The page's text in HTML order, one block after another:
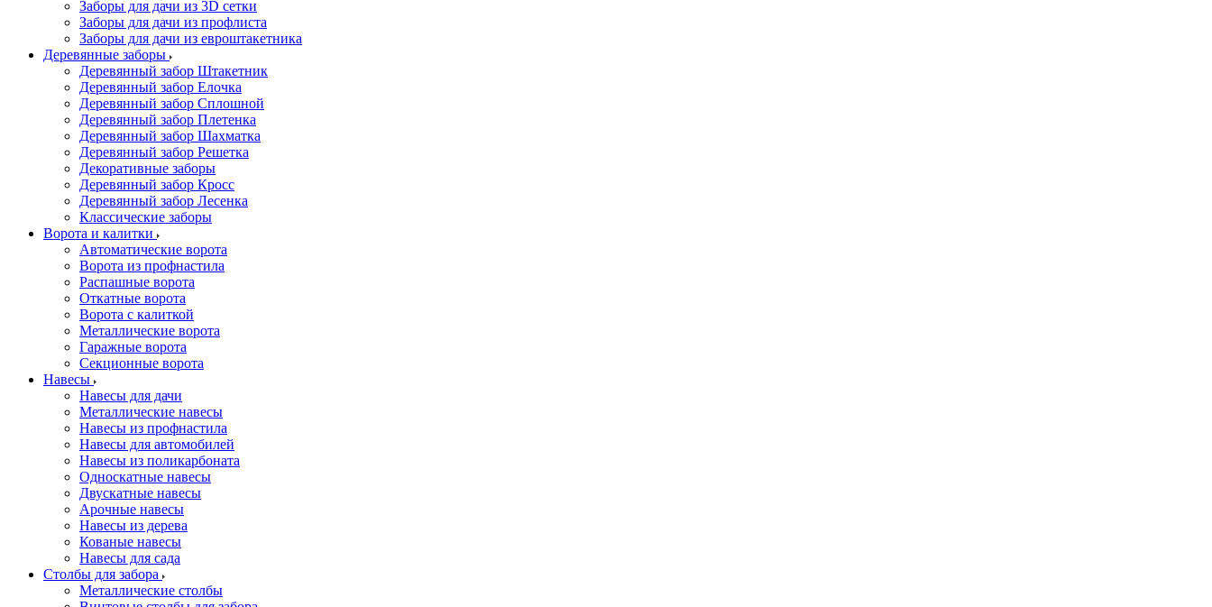
Заборы для дачи из 3D сетки
Заборы для дачи из профлиста
Заборы для дачи из евроштакетника
Деревянные заборы
Деревянный забор Штакетник
Деревянный забор Елочка
Деревянный забор Сплошной
Деревянный забор Плетенка
Деревянный забор Шахматка
Деревянный забор Решетка
Декоративные заборы
Деревянный забор Кросс
Деревянный забор Лесенка
Классические заборы
Ворота и калитки
Автоматические ворота
Ворота из профнастила
Распашные ворота
Откатные ворота
Ворота с калиткой
Металлические ворота
Гаражные ворота
Секционные ворота
Навесы
Навесы для дачи
Металлические навесы
Навесы из профнастила
Навесы для автомобилей
Навесы из поликарбоната
Односкатные навесы
Двускатные навесы
Арочные навесы
Навесы из дерева
Кованые навесы
Навесы для сада
Столбы для забора
Металлические столбы